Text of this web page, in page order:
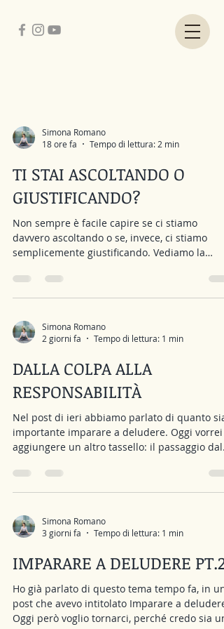
Simona Romano
18 ore fa
Tempo di lettura: 2 min
TI STAI ASCOLTANDO O
GIUSTIFICANDO?
Non sempre è facile capire se ci stiamo
davvero ascoltando o se, invece, ci stiamo
semplicemente giustificando. Vediamo la
guardare con onestà quello che sta
dentro di noi. Riconoscere ciò che proviamo, i
nostri desideri, senza giudicarli e senza avere
fretta di cambiarli. Giustificarsi, invece, ha un
ciò che proviamo, m
Simona Romano
2 giorni fa
Tempo di lettura: 1 min
DALLA COLPA ALLA
RESPONSABILITÀ
Nel post di ieri abbiamo parlato di quanto sia
importante imparare a deludere. Oggi vorrei
aggiungere un altro tassello: il passaggio dal
che sia un passaggio fondamentale,
se il senso di colpa è un’emozione che
differenza. Il senso di colpa ci tiene rivolti
il passato. Ci porta a chiederci chi ha
siamo una brava per
Simona Romano
3 giorni fa
Tempo di lettura: 1 min
IMPARARE A DELUDERE PT.2
Ho già parlato di questo tema tempo fa, in un
post che avevo intitolato Imparare a deludere.
Oggi però voglio tornarci, perché credo sia